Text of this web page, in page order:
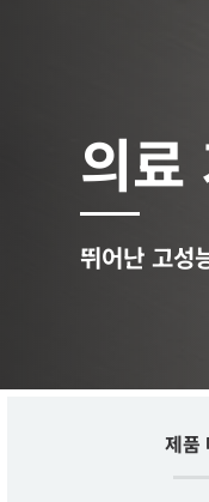
의료
뛰어난 고성
제품